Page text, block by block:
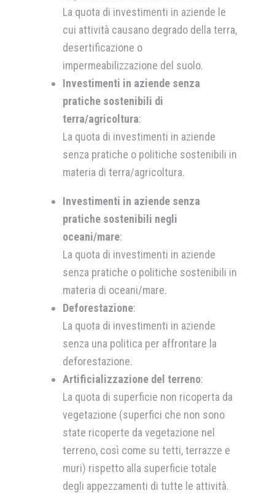
La quota di investimenti in aziende le
cui attività causano degrado della terra,
desertificazione o
impermeabilizzazione del suolo.
Investimenti in aziende senza
pratiche sostenibili di
terra/agricoltura:
La quota di investimenti in aziende
senza pratiche o politiche sostenibili in
materia di terra/agricoltura.
Investimenti in aziende senza
pratiche sostenibili negli
oceani/mare:
La quota di investimenti in aziende
senza pratiche o politiche sostenibili in
materia di oceani/mare.
Deforestazione:
La quota di investimenti in aziende
senza una politica per affrontare la
deforestazione.
Artificializzazione del terreno:
La quota di superficie non ricoperta da
vegetazione (superfici che non sono
state ricoperte da vegetazione nel
terreno, così come su tetti, terrazze e
muri) rispetto alla superficie totale
degli appezzamenti di tutte le attività.